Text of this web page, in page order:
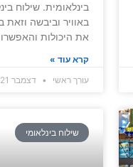
בינלאומית. שילוח
באוויר וביבשה
את היכולות
קרא עוד »
עורך ראשי
דצמבר 21, 2023
שילוח בינלאומי